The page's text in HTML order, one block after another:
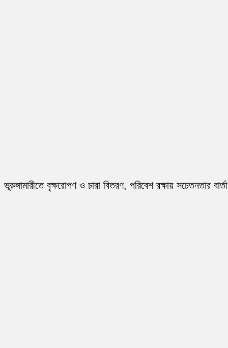
ভূরুঙ্গামারীতে বৃক্ষরোপণ ও চারা বিতরণ, পরিবেশ রক্ষায় সচেতনতার বার্তা